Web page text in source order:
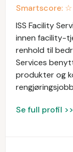
Smartscore: ☆
ISS Facility
innen facility-
renhold til
Services
produkter og
Se full profil >>